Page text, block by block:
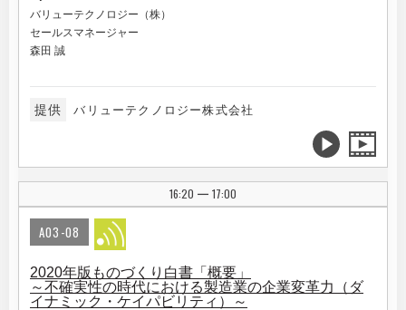
バリューテクノロジー（株）
セールスマネージャー
森田 誠
提供 バリューテクノロジー株式会社
16:20 | 17:00
A03-08
2020年版ものづくり白書「概要」
～不確実性の時代における製造業の企業変革力（ダ
イナミック・ケイパビリティ）～